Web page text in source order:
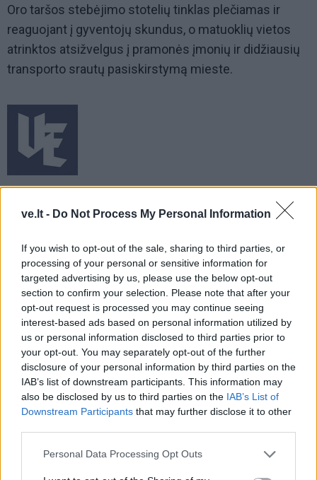
ve.lt - Do Not Process My Personal Information
If you wish to opt-out of the sale, sharing to third parties, or
processing of your personal or sensitive information for
targeted advertising by us, please use the below opt-out
section to confirm your selection. Please note that after your
opt-out request is processed you may continue seeing
interest-based ads based on personal information utilized by
us or personal information disclosed to third parties prior to
your opt-out. You may separately opt-out of the further
disclosure of your personal information by third parties on the
IAB’s list of downstream participants. This information may
also be disclosed by us to third parties on the IAB’s List of
Downstream Participants that may further disclose it to other
Personal Data Processing Opt Outs
Oro taršos stebėjimo stotelių tinklas plečiamas ir
reaguojant į gyventojų skundus, o matuoklių vietos
atrinktos atsižvelgus į pramonės įmonių ir didžiausių
transporto srautų pasiskirstymą mieste.
Į Klaipėdą iš emigracijos
grįžusi Karina Kučinskienė
įvardijo didžiausią savo
norą
Jūros šventę anksčiau
puošęs Anatolijus
Klemencovas: gal jau
užtenka
Šiuo metu skaitomiausi
katastrofišką karo pabaigą